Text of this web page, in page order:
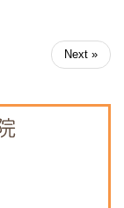
Next »